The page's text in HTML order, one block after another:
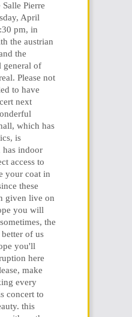
Pierre
April
pm, in
the austrian
the
general of
Please not
to have
next
which has
is
has indoor
access to
your coat in
these
given live on
you will
the
of us
you'll
here
make
every
concert to
this